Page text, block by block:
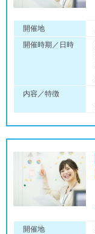
開催地
開催時期／日時
内容／特徴
開催地